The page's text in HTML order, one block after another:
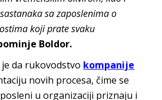
sa zaposlenima o
koji prate svaku
Boldor.
da rukovodstvo kompanije
novih procesa, čime se
u organizaciji priznaju i